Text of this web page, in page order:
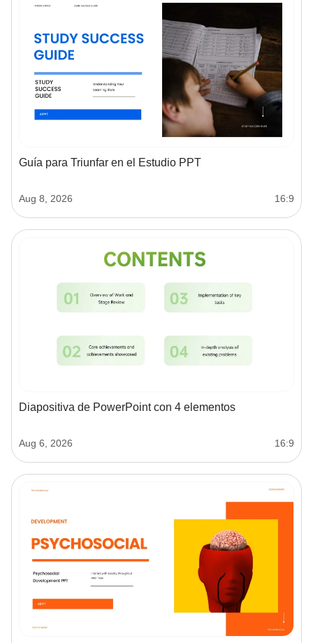
Guía para Triunfar en el Estudio PPT
Aug 8, 2026 16:9
Diapositiva de PowerPoint con 4 elementos
Aug 6, 2026 16:9